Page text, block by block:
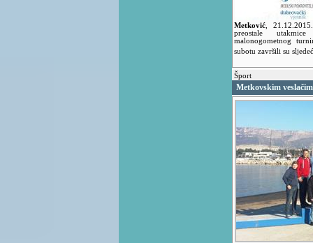
Metković ,
preostale
malonogometnog
subotu završili su
Šport
Metkovskim